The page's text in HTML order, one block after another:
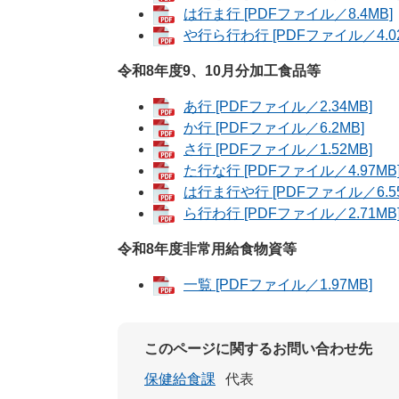
は行ま行 [PDFファイル／8.4MB]
や行ら行わ行 [PDFファイル／
令和8年度9、10月分加工食品等
あ行 [PDFファイル／2.34MB]
か行 [PDFファイル／6.2MB]
さ行 [PDFファイル／1.52MB]
た行な行 [PDFファイル／4.97MB]
は行ま行や行 [PDFファイル／
ら行わ行 [PDFファイル／2.71MB]
令和8年度非常用給食物資等
一覧 [PDFファイル／1.97MB]
このページに関するお問い合わせ先
保健給食課
代表